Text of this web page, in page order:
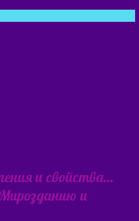
и свойства…
и